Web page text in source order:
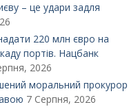
– це удари задля
220 млн євро на
портів. Нацбанк
2026
моральний прокурор
7 Серпня, 2026